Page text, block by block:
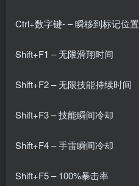
Ctrl+数字键- – 瞬移到标记位置
Shift+F1 – 无限滑翔时间
Shift+F2 – 无限技能持续时间
Shift+F3 – 技能瞬间冷却
Shift+F4 – 手雷瞬间冷却
Shift+F5 – 100%暴击率